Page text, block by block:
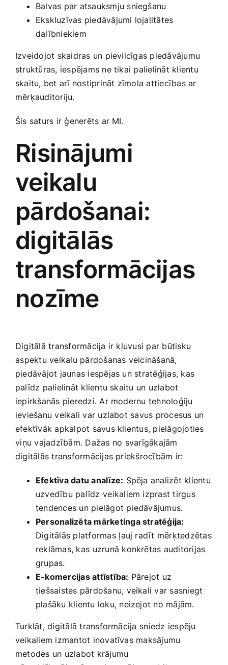
Balvas par atsauksmju sniegšanu
Ekskluzīvas piedāvājumi lojalitātes
dalībniekiem
Izveidojot skaidras ‌un pievilcīgas piedāvājumu
struktūras, iespējams ‍ne tikai ‍palielināt klientu
skaitu, bet arī nostiprināt zīmola attiecības ar
mērķauditoriju.
Šis saturs ir ģenerēts ar MI.
Risinājumi
veikalu
pārdošanai: ​
digitālās
transformācijas
‌nozīme
Digitālā transformācija ir kļuvusi par būtisku
⁣aspektu veikalu​ pārdošanas veicināšanā,⁤
piedāvājot jaunas iespējas un stratēģijas, kas
palīdz palielināt klientu skaitu un uzlabot
iepirkšanās pieredzi. Ar modernu tehnoloģiju
ieviešanu ​veikali var uzlabot savus procesus un
efektīvāk apkalpot savus klientus, pielāgojoties
⁢viņu vajadzībām. Dažas no⁤ svarīgākajām
digitālās‍ transformācijas ‍priekšrocībām ir:
Efektīva datu analīze: Spēja analizēt​ klientu
uzvedību palīdz ⁢veikaliem izprast tirgus
tendences un pielāgot piedāvājumus.
Personalizēta mārketinga stratēģija:
Digitālās platformas⁤ ļauj‌ radīt mērķtedzētas
reklāmas, kas⁢ uzrunā konkrētas auditorijas
grupas.
E-komercijas attīstība: Pārejot ⁢uz
tiešsaistes pārdošanu, veikali var sasniegt
plašāku​ klientu loku, neizejot no mājām.
Turklāt, digitālā ​transformācija⁤ sniedz‍ iespēju
veikaliem izmantot inovatīvas maksājumu
metodes un uzlabot krājumu